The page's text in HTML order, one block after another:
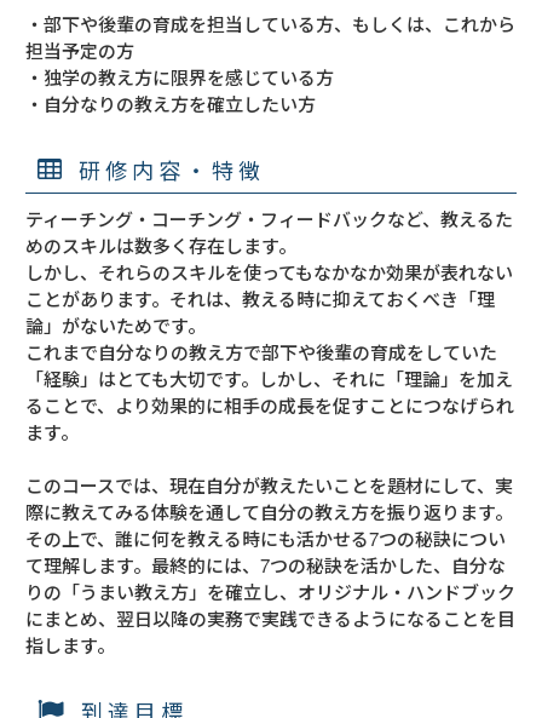
・部下や後輩の育成を担当している方、もしくは、これから
担当予定の方
・独学の教え方に限界を感じている方
・自分なりの教え方を確立したい方
研修内容・特徴
ティーチング・コーチング・フィードバックなど、教えるた
めのスキルは数多く存在します。
しかし、それらのスキルを使ってもなかなか効果が表れない
ことがあります。それは、教える時に抑えておくべき「理
論」がないためです。
これまで自分なりの教え方で部下や後輩の育成をしていた
「経験」はとても大切です。しかし、それに「理論」を加え
ることで、より効果的に相手の成長を促すことにつなげられ
ます。
このコースでは、現在自分が教えたいことを題材にして、実
際に教えてみる体験を通して自分の教え方を振り返ります。
その上で、誰に何を教える時にも活かせる7つの秘訣につい
て理解します。最終的には、7つの秘訣を活かした、自分な
りの「うまい教え方」を確立し、オリジナル・ハンドブック
にまとめ、翌日以降の実務で実践できるようになることを目
指します。
到達目標